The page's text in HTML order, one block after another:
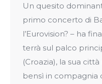
Un quesito
primo concerto di
l’Eurovision? – ha
terrà sul palco
(Croazia), la sua
bensì in compagnia